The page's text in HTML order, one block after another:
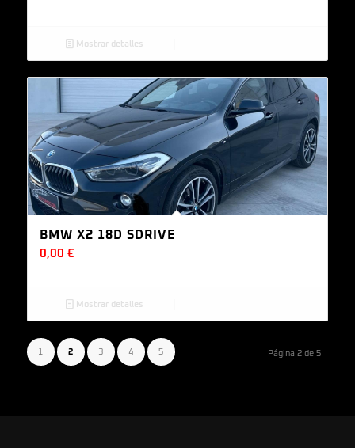
Mostrar detalles
BMW X2 18D SDRIVE
0,00 €
Mostrar detalles
Página 2 de 5
1 2 3 4 5